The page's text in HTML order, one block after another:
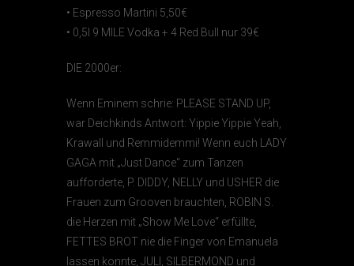
• Espresso Martini 5,50€
• 0,5l 9 MILE Vodka + 4 Red Bull nur 39€
DIE 2000er:
Wenn Eminem schrie: PLEASE STAND UP,
war Deichkinds Antwort: Yippie Yippie Yeah,
Krawall und Remmidemmi! Wenn euch LADY
GAGA mit „Just Dance“ zum Tanzen
aufforderte, P. DIDDY, NELLY und USHER die
Frauen zum Grooven brauchten, ROBIN S.
die Herzen mit „Show Me Love“ erfüllte,
FETTES BROT nie die Finger von Emanuela
lassen konnte, JULI, SILBERMOND und